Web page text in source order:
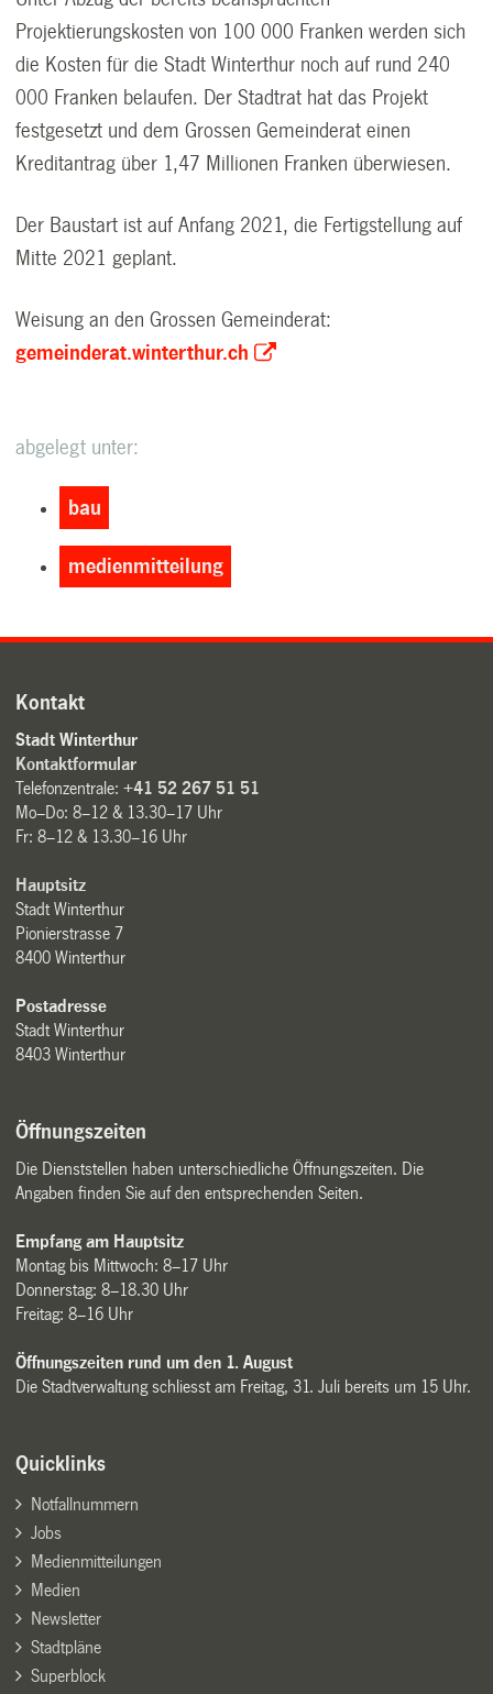
Projektierungskosten von 100 000 Franken werden sich
die Kosten für die Stadt Winterthur noch auf rund 240
000 Franken belaufen. Der Stadtrat hat das Projekt
festgesetzt und dem Grossen Gemeinderat einen
Kreditantrag über 1,47 Millionen Franken überwiesen.
Der Baustart ist auf Anfang 2021, die Fertigstellung auf
Mitte 2021 geplant.
Weisung an den Grossen Gemeinderat:
gemeinderat.winterthur.ch
abgelegt unter:
bau
medienmitteilung
Kontakt
Stadt Winterthur
Kontaktformular
Telefonzentrale:+41 52 267 51 51
Mo–Do: 8–12 & 13.30–17 Uhr
Fr: 8–12 & 13.30–16 Uhr
Hauptsitz
Stadt Winterthur
Pionierstrasse 7
8400 Winterthur
Postadresse
Stadt Winterthur
8403 Winterthur
Öffnungszeiten
Die Dienststellen haben unterschiedliche Öffnungszeiten. Die
Angaben finden Sie auf den entsprechenden Seiten.
Empfang am Hauptsitz
Montag bis Mittwoch: 8–17 Uhr
Donnerstag: 8–18.30 Uhr
Freitag: 8–16 Uhr
Öffnungszeiten rund um den 1. August
Die Stadtverwaltung schliesst am Freitag, 31. Juli bereits um 15 Uhr.
Quicklinks
Notfallnummern
Jobs
Medienmitteilungen
Medien
Newsletter
Stadtpläne
Superblock